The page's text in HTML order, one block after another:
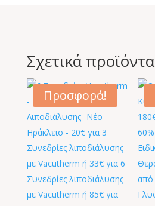
Σχετικά προϊόντα
Προσφορά!